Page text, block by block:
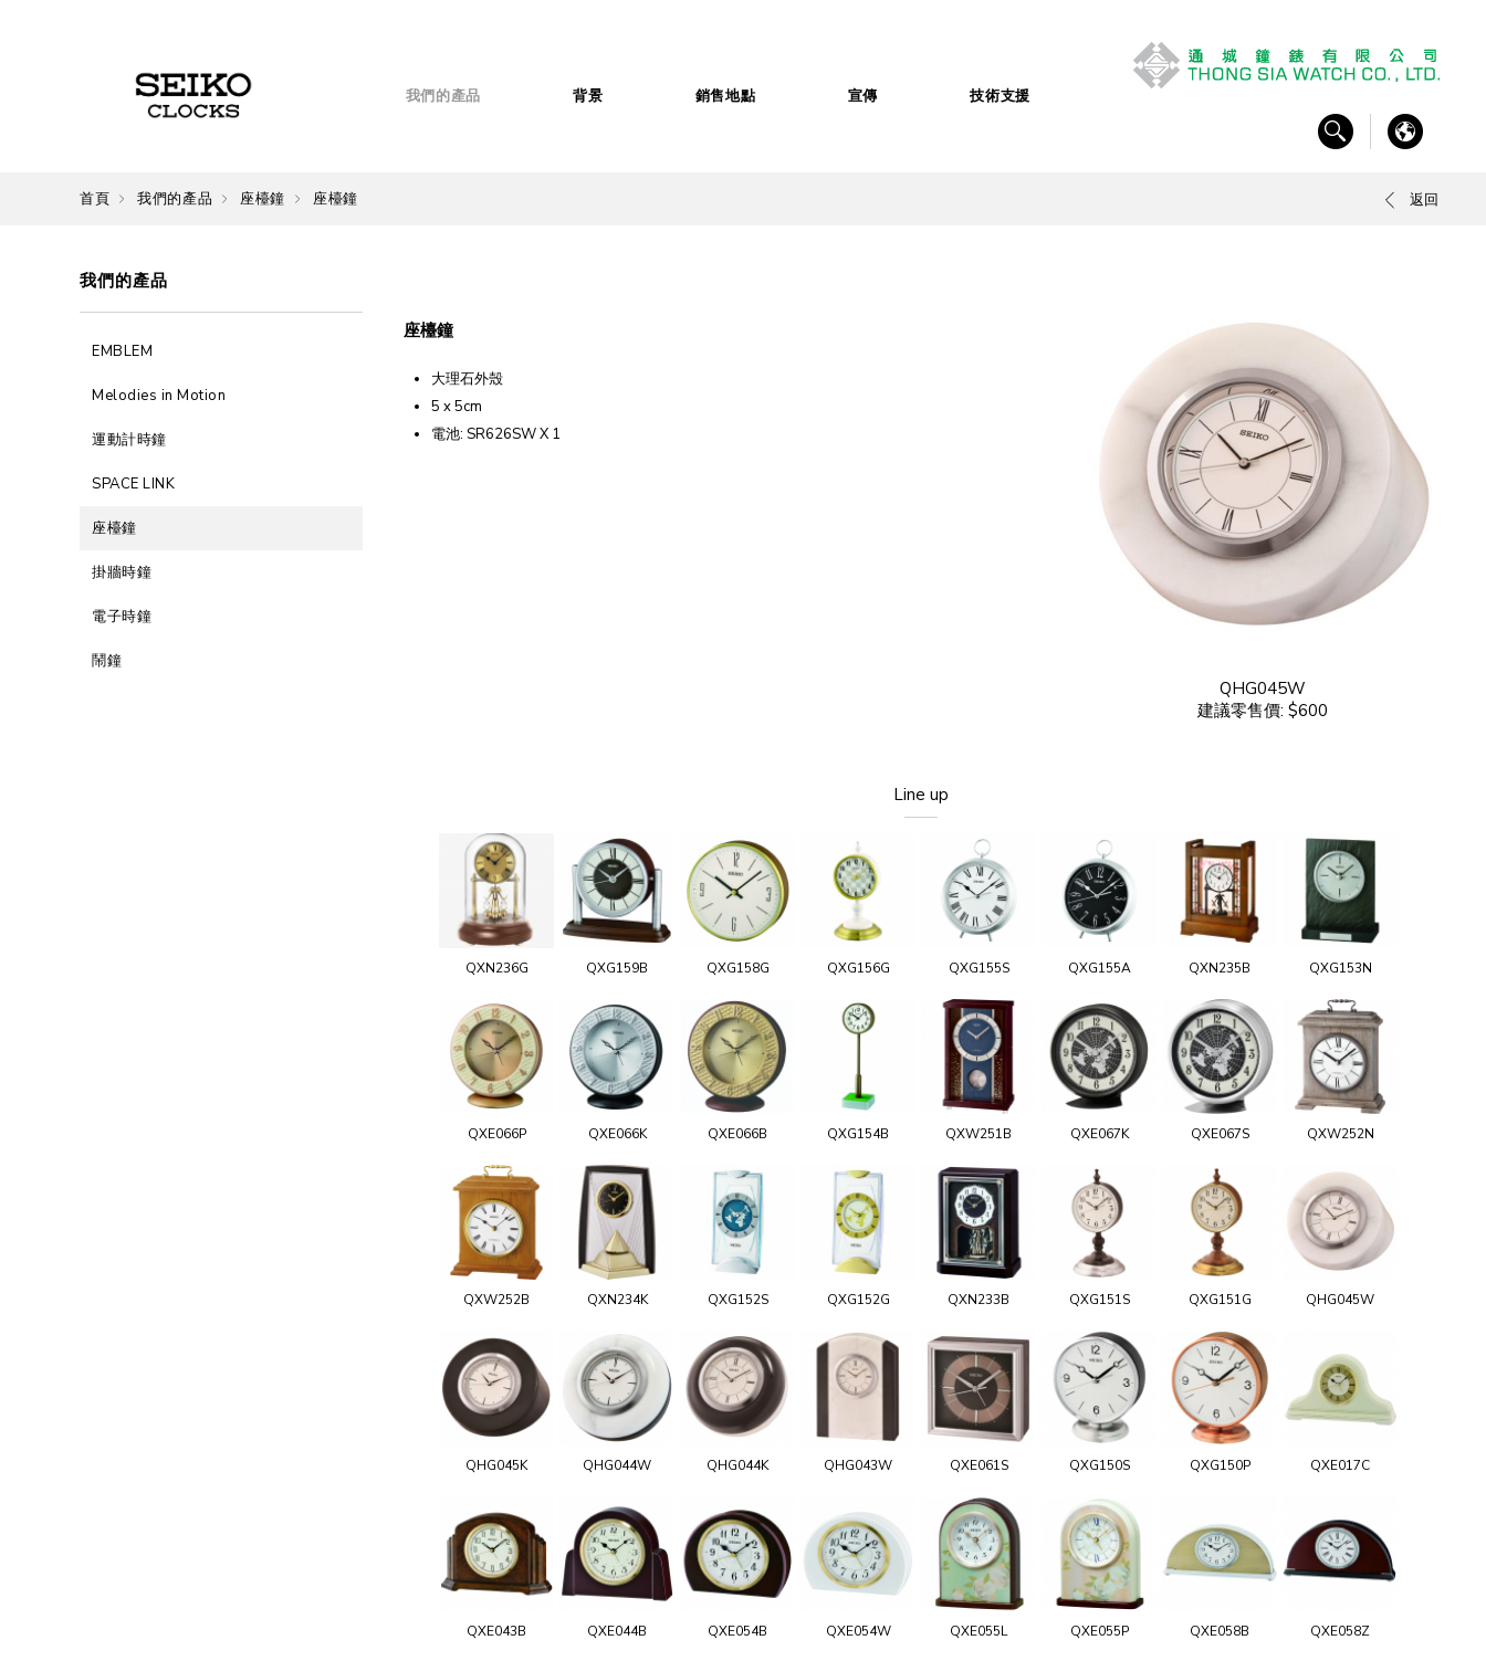
我們的產品 背景 銷售地點 宣傳 技術支援
首頁 我們的產品 座檯鐘 座檯鐘 返回
我們的產品
EMBLEM
Melodies in Motion
運動計時鐘
SPACE LINK
座檯鐘
掛牆時鐘
電子時鐘
鬧鐘
QHG045W
建議零售價: $600
座檯鐘
大理石外殼
5 x 5cm
電池: SR626SW X 1
Line up
QXN236G QXG159B QXG158G QXG156G QXG155S QXG155A QXN235B QXG153N
QXE066P QXE066K QXE066B QXG154B QXW251B QXE067K QXE067S QXW252N
QXW252B QXN234K QXG152S QXG152G QXN233B QXG151S QXG151G QHG045W
QHG045K QHG044W QHG044K QHG043W QXE061S QXG150S QXG150P QXE017C
QXE043B QXE044B QXE054B QXE054W QXE055L QXE055P QXE058B QXE058Z